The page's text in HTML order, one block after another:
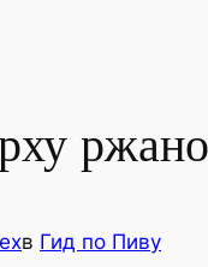
в Гид по Пиву